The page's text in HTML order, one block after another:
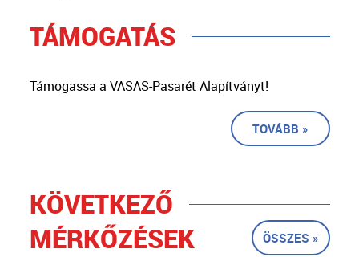
TÁMOGATÁS
Támogassa a VASAS-Pasarét Alapítványt!
TOVÁBB »
KÖVETKEZŐ
MÉRKŐZÉSEK
ÖSSZES »